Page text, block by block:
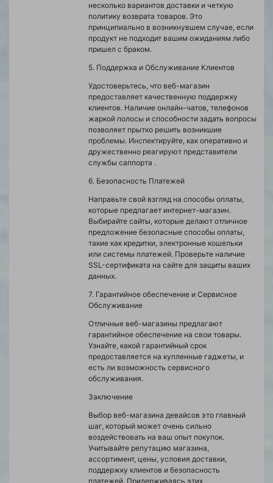
несколько вариантов доставки и четкую
политику возврата товаров. Это
принципиально в возникнувшем случае, если
продукт не подходит вашим ожиданиям либо
пришел с браком.
5. Поддержка и Обслуживание Клиентов
Удостоверьтесь, что веб-магазин
предоставляет качественную поддержку
клиентов. Наличие онлайн-чатов, телефонов
жаркой полосы и способности задать вопросы
позволяет прытко решить возникшие
проблемы. Инспектируйте, как оперативно и
дружественно реагируют представители
службы саппорта .
6. Безопасность Платежей
Направьте свой взгляд на способы оплаты,
которые предлагает интернет-магазин.
Выбирайте сайты, которые делают отличное
предложение безопасные способы оплаты,
такие как кредитки, электронные кошельки
или системы платежей. Проверьте наличие
SSL-сертификата на сайте для защиты ваших
данных.
7. Гарантийное обеспечение и Сервисное
Обслуживание
Отличные веб-магазины предлагают
гарантийное обеспечение на свои товары.
Узнайте, какой гарантийный срок
предоставляется на купленные гаджеты, и
есть ли возможность сервисного
обслуживания.
Заключение
Выбор веб-магазина девайсов это главный
шаг, который может очень сильно
воздействовать на ваш опыт покупок.
Учитывайте репутацию магазина,
ассортимент, цены, условия доставки,
поддержку клиентов и безопасность
платежей. Придерживаясь этих